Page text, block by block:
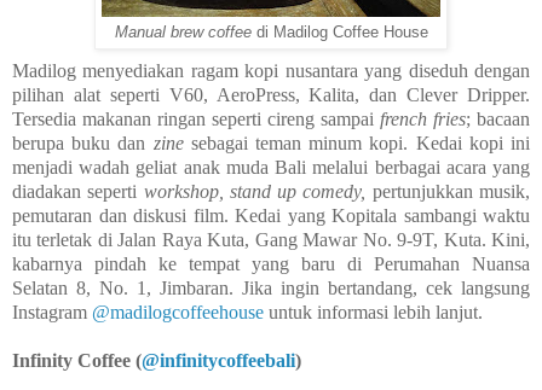
Manual brew coffee di Madilog Coffee House
Madilog menyediakan ragam kopi nusantara yang diseduh dengan
pilihan alat seperti V60, AeroPress, Kalita, dan Clever Dripper.
Tersedia makanan ringan seperti cireng sampai french fries; bacaan
berupa buku dan zinesebagai teman minum kopi. Kedai kopi ini
menjadi wadah geliat anak muda Bali melalui berbagai acara yang
diadakan seperti workshop, stand up comedy, pertunjukkan musik,
pemutaran dan diskusi film. Kedai yang Kopitala sambangi waktu
itu terletak di Jalan Raya Kuta, Gang Mawar No. 9-9T, Kuta. Kini,
kabarnya pindah ke tempat yang baru di Perumahan Nuansa
Selatan 8, No. 1, Jimbaran. Jika ingin bertandang, cek langsung
Instagram @madilogcoffeehouse untuk informasi lebih lanjut.
Infinity Coffee (@infinitycoffeebali)